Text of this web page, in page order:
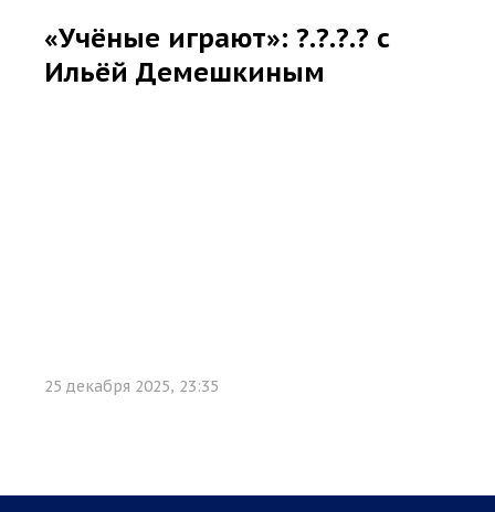
«Учёные играют»: ?.?.?.? с
Ильёй Демешкиным
25 декабря 2025, 23:35